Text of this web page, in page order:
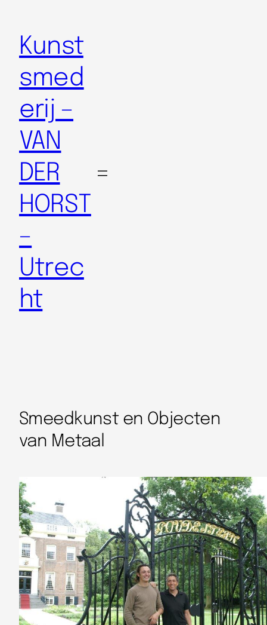
Kunst
smed
erij –
VAN
DER
HORST
–
Utrec
ht
Smeedkunst en Objecten
van Metaal